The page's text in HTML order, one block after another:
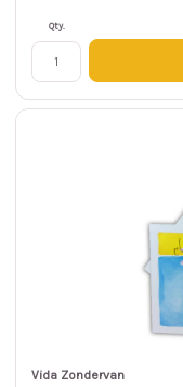
Qty.
Vida Zondervan